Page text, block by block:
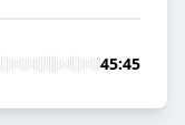
45:45